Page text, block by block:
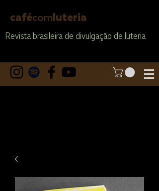
cafécomluteria
Revista brasileira de divulgação de luteria